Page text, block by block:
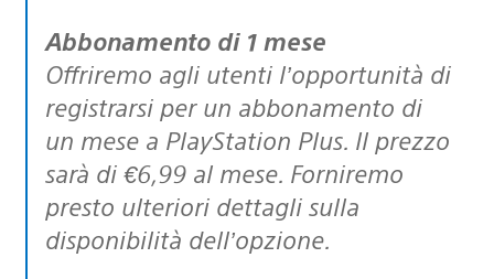
Abbonamento di 1 mese
Offriremo agli utenti l’opportunità di
registrarsi per un abbonamento di
un mese a PlayStation Plus. Il prezzo
sarà di €6,99 al mese. Forniremo
presto ulteriori dettagli sulla
disponibilità dell’opzione.